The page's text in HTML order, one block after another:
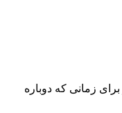
زمانی که دوباره